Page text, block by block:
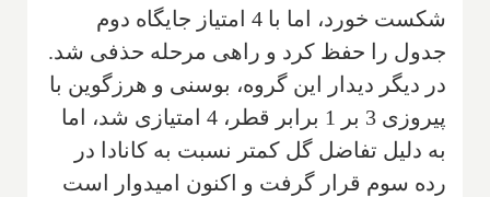
شکست خورد، اما با 4 امتیاز جایگاه دوم
جدول را حفظ کرد و راهی مرحله حذفی شد.
در دیگر دیدار این گروه، بوسنی و هرزگوین با
پیروزی 3 بر 1 برابر قطر، 4 امتیازی شد، اما
به دلیل تفاضل گل کمتر نسبت به کانادا در
رده سوم قرار گرفت و اکنون امیدوار است